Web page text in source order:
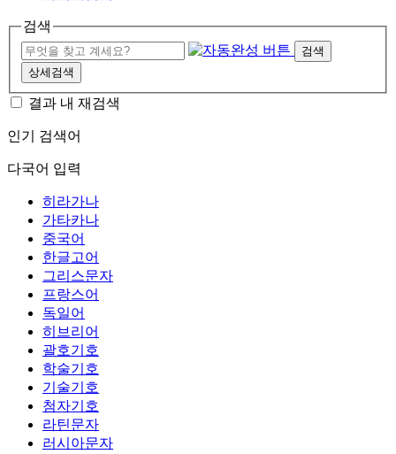
검색
검색
상세검색
결과 내 재검색
인기 검색어
다국어 입력
히라가나
가타카나
중국어
한글고어
그리스문자
프랑스어
독일어
히브리어
괄호기호
학술기호
기술기호
첨자기호
라틴문자
러시아문자